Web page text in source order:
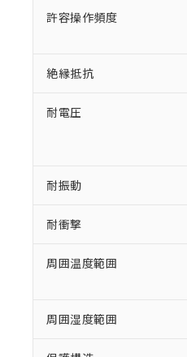
許容操作頻度
絶縁抵抗
耐電圧
耐振動
耐衝撃
周囲温度範囲
周囲湿度範囲